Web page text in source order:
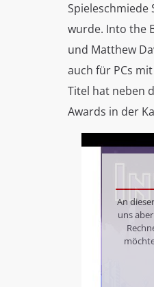
wurde. Into the
und Matthew
auch für PCs
Titel hat neben
Awards in der
An
uns